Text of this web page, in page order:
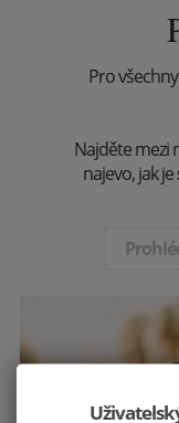
Pro
Najděte mezi
najevo, jak je